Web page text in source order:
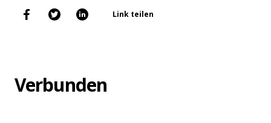
Link teilen
Verbunden